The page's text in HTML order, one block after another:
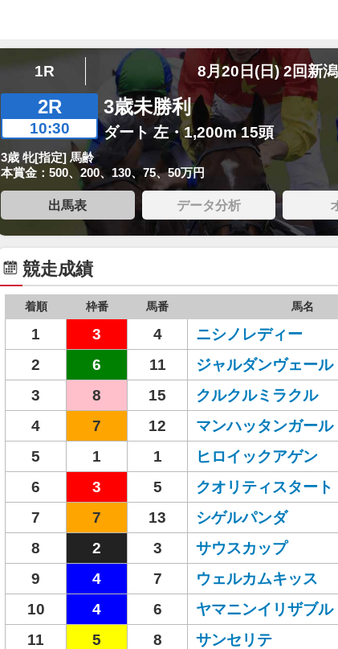
1R 8月20日(日) 2回新
2R
10:30
3歳未勝利
ダート 左・1,200m 15頭
3歳 牝[指定] 馬齢
本賞金：500、200、130、75、50万円
出馬表 データ分析
競走成績
着順 枠番 馬番 馬名
1 3 4 ニシノレディー
2
6 11 ジャルダンヴェール
3
8 15 クルクルミラクル
4
7 12 マンハッタンガール
5
1 1 ヒロイックアゲン
6
3 5 クオリティスタート
7
7 13 シゲルパンダ
8
2 3 サウスカップ
9
4 7 ウェルカムキッス
10
4 6 ヤマニンイリザブル
11
5 8 サンセリテ